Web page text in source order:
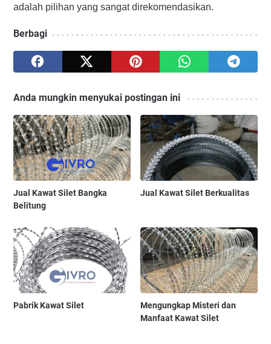
adalah pilihan yang sangat direkomendasikan.
Berbagi
Anda mungkin menyukai postingan ini
Jual Kawat Silet Bangka
Belitung
Jual Kawat Silet Berkualitas
Pabrik Kawat Silet
Mengungkap Misteri dan
Manfaat Kawat Silet